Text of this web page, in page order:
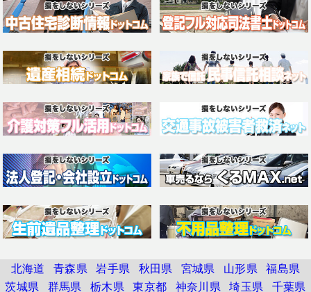
北海道 青森県 岩手県 秋田県 宮城県 山形県 福島県
茨城県 群馬県 栃木県 東京都 神奈川県 埼玉県 千葉県